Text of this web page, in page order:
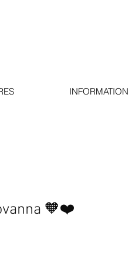
INFORMATION
🧡❤️